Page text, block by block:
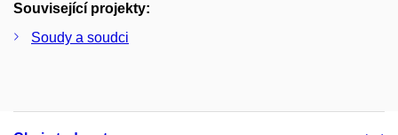
Související projekty:
Soudy a soudci